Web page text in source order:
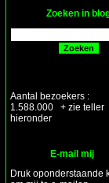
Zoeken in
Aantal bezoekers :
1.588.000 + zie teller
hieronder
E-mail mij
Druk oponderstaande